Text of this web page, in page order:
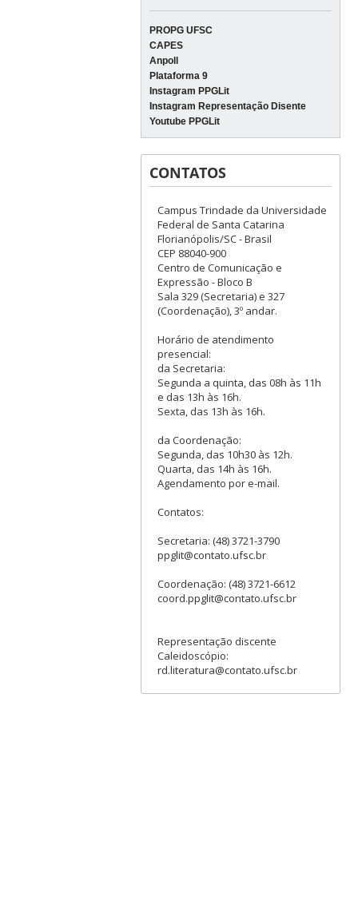
PROPG UFSC
CAPES
Anpoll
Plataforma 9
Instagram PPGLit
Instagram Representação Disente
Youtube PPGLit
CONTATOS
Campus Trindade da Universidade
Federal de Santa Catarina
Florianópolis/SC - Brasil
CEP 88040-900
Centro de Comunicação e
Expressão - Bloco B
Sala 329 (Secretaria) e 327
(Coordenação), 3º andar.
Horário de atendimento
presencial:
da Secretaria:
Segunda a quinta, das 08h às 11h
e das 13h às 16h.
Sexta, das 13h às 16h.
da Coordenação:
Segunda, das 10h30 às 12h.
Quarta, das 14h às 16h.
Agendamento por e-mail.
Contatos:
Secretaria: (48) 3721-3790
ppglit@contato.ufsc.br
Coordenação: (48) 3721-6612
coord.ppglit@contato.ufsc.br
Representação discente
Caleidoscópio:
rd.literatura@contato.ufsc.br